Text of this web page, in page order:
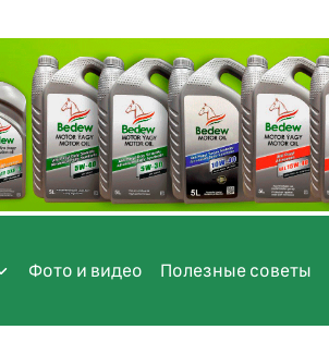
Фото и видео Полезные советы